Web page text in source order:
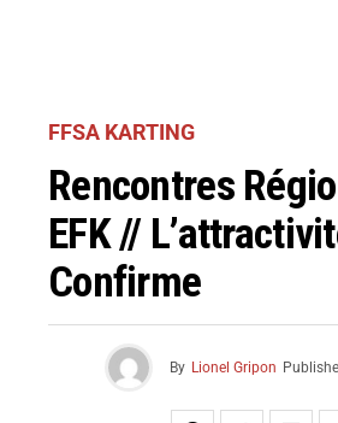
FFSA KARTING
Rencontres
EFK //
Confirme
By Lionel Gripon